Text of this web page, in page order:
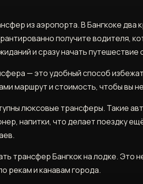
из аэропорта. В Бангкоке два
получите водителя,
и сразу начать
— это удобный способ
маршрут и стоимость, чтобы вы
люксовые трансферы. Такие
напитки, что делает поездку
трансфер Бангкок на лодке. Это
рекам и канавам города.